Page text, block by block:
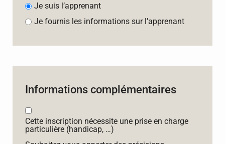
Je suis l’apprenant
Je fournis les informations sur l’apprenant
Informations complémentaires
Cette inscription nécessite une prise en charge
particulière (handicap, …)